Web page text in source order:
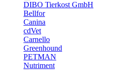
DIBO Tierkost GmbH
Bellfor
Canina
cdVet
Carnello
Greenhound
PETMAN
Nutriment